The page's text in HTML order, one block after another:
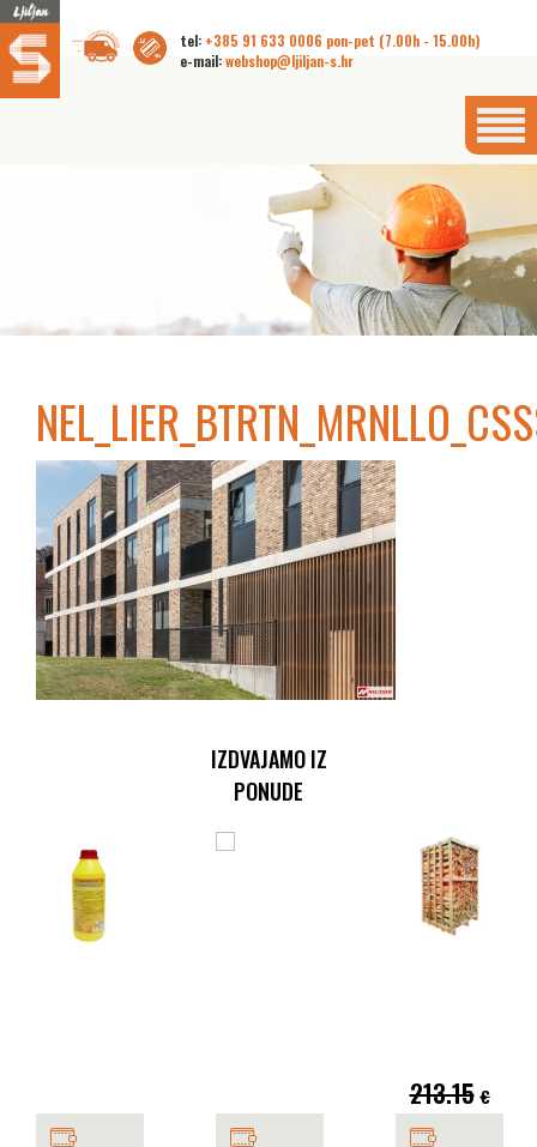
tel: +385 91 633 0006 pon-pet (7.00h - 15.00h)
e-mail:webshop@ljiljan-s.hr
IZDVAJAMO IZ
PONUDE
213.15 €